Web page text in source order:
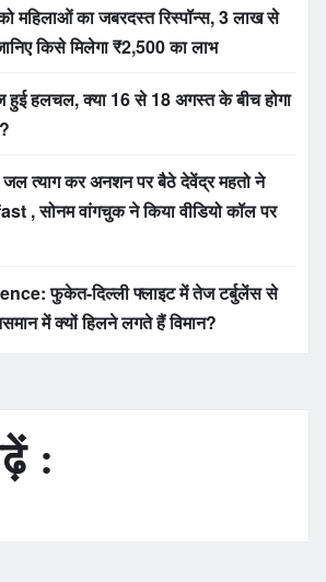
को महिलाओं का जबरदस्त रिस्पॉन्स, 3 लाख से
किसे मिलेगा ₹2,500 का लाभ
हुई हलचल, क्या 16 से 18 अगस्त के बीच होगा
जल त्याग कर अनशन पर बैठे देवेंद्र महतो ने
, सोनम वांगचुक ने किया वीडियो कॉल पर
फुकेत-दिल्ली फ्लाइट में तेज टर्बुलेंस से
में क्यों हिलने लगते हैं विमान?
: